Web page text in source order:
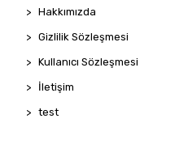
Hakkımızda
Gizlilik Sözleşmesi
Kullanıcı Sözleşmesi
İletişim
test